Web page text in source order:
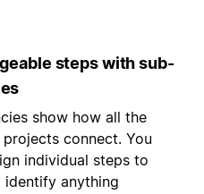
steps with sub-
show how all the
connect. You
individual steps to
identify anything